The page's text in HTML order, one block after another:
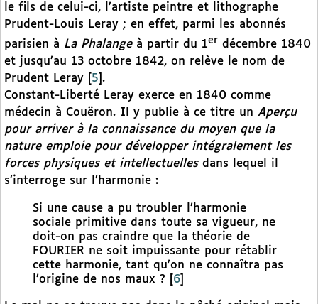
le fils de celui-ci, l’artiste peintre et lithographe
Prudent-Louis Leray ; en effet, parmi les abonnés
parisien à La Phalangeà partir du 1er décembre 1840
et jusqu’au 13 octobre 1842, on relève le nom de
Prudent Leray
5 .
Constant-Liberté Leray exerce en 1840 comme
médecin à Couëron. Il y publie à ce titre un Aperçu
pour arriver à la connaissance du moyen que la
nature emploie pour développer intégralement les
forces physiques et intellectuellesdans lequel il
s’interroge sur l’harmonie :
Si une cause a pu troubler l’harmonie
sociale primitive dans toute sa vigueur, ne
doit-on pas craindre que la théorie de
FOURIER ne soit impuissante pour rétablir
cette harmonie, tant qu’on ne connaîtra pas
l’origine de nos maux ?
6